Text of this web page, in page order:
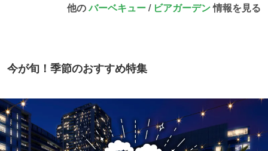
他のバーベキュー/ ビアガーデン情報を見る
今が旬！季節のおすすめ特集